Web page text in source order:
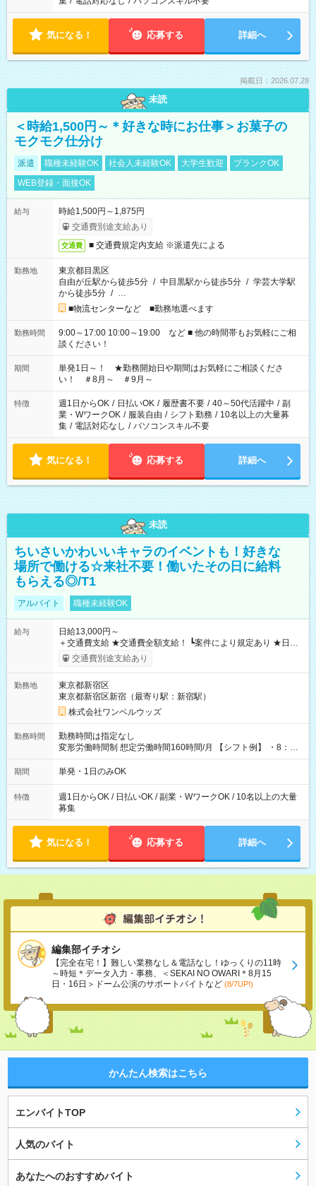
気になる！ 応募する 詳細へ
掲載日：2026.07.28
未読
＜時給1,500円～＊好きな時にお仕事＞お菓子の
モクモク仕分け
派遣 職種未経験OK 社会人未経験OK 大学生歓迎
ブランクOK
WEB登録・面接OK
給与
時給1,500円～1,875円
交通費別途支給あり
交通費 ■ 交通費規定内支給 ※派遣先による
勤務地
東京都目黒区
自由が丘駅から徒歩5分 / 中目黒駅から徒歩5分 / 学芸大学駅
から徒歩5分 / …
■物流センターなど ■勤務地選べます
勤務時間
9:00～17:00 10:00～19:00 など ■ 他の時間帯もお気軽にご相
談ください！
期間
単発1日～！ ★勤務開始日や期間はお気軽にご相談くださ
い！ ＃8月～ ＃9月～
特徴 週1日からOK / 日払いOK / 履歴書不要 / 40～50代活躍中 / 副
業・WワークOK / 服装自由 / シフト勤務 / 10名以上の大量募
集 / 電話対応なし / パソコンスキル不要
気になる！ 応募する 詳細へ
未読
ちいさいかわいいキャラのイベントも！好きな
場所で働ける☆来社不要！働いたその日に給料
もらえる◎/T1
アルバイト 職種未経験OK
給与
日給13,000円～
＋交通費支給 ★交通費全額支給！ ┗案件により規定あり ★日払
いOK！（規定あり） ┗働いたその日に現金GET♪ お仕事後はコ
ンビニATMから 日払い分を引き落とせます！ 【試用期間】試
交通費別途支給あり
勤務地
東京都新宿区
東京都新宿区新宿（最寄り駅：新宿駅）
株式会社ワンベルウッズ
勤務時間
勤務時間は指定なし
変形労働時間制 想定労働時間160時間/月 【シフト例】 ・8：00
～21：00
期間 単発・1日のみOK
特徴
週1日からOK / 日払いOK / 副業・WワークOK / 10名以上の大量
募集
気になる！ 応募する 詳細へ
編集部イチオシ
【完全在宅！】難しい業務なし＆電話なし！ゆっくりの11時
～時短＊データ入力・事務、＜SEKAI NO OWARI＊8月15
日・16日＞ドーム公演のサポートバイトなど (8/7UP!)
かんたん検索はこちら
エンバイトTOP
人気のバイト
あなたへのおすすめバイト